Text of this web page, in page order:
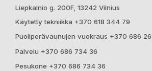
Liepkalnio g. 200F, 13242 Vilnius
Käytetty tekniikka +370 618 344 79
Puoliperävaunujen vuokraus +370 686
Palvelu +370 686 734 36
Pesukone +370 686 734 36